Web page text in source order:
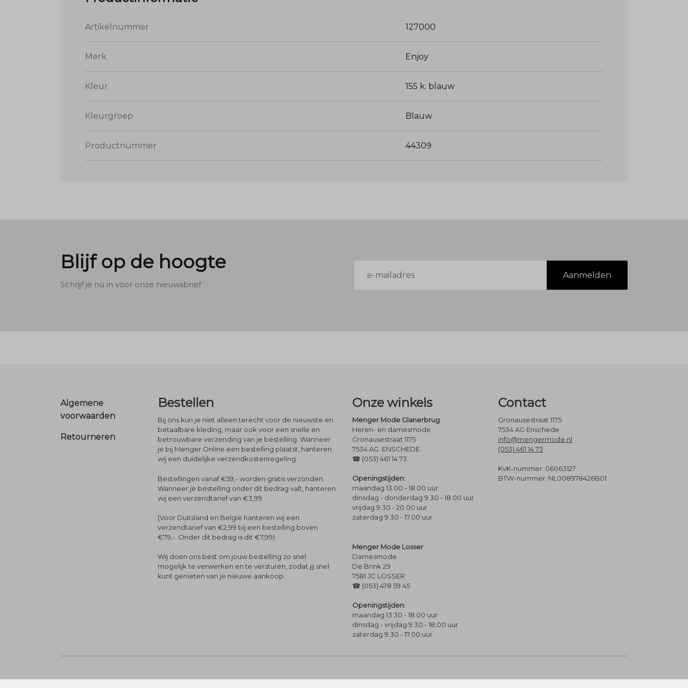
Artikelnummer 127000
Merk Enjoy
Kleur 155 k. blauw
Kleurgroep Blauw
Productnummer 44309
Blijf op de hoogte
Schrijf je nu in voor onze nieuwsbrief
mailadres
Aanmelden
Footer
Algemene
voorwaarden
Retourneren
Bestellen
Bij ons kun je niet alleen terecht voor de nieuwste en
betaalbare kleding, maar ook voor een snelle en
betrouwbare verzending van je bestelling. Wanneer
je bij Menger Online een bestelling plaatst, hanteren
wij een duidelijke verzendkostenregeling.
Bestellingen vanaf €59,- worden gratis verzonden.
Wanneer je bestelling onder dit bedrag valt, hanteren
wij een verzendtarief van €3,99.
(Voor Duitsland en België hanteren wij een
verzendtarief van €2,99 bij een bestelling boven
€79,-. Onder dit bedrag is dit €7,99)
Wij doen ons best om jouw bestelling zo snel
mogelijk te verwerken en te versturen, zodat jij snel
kunt genieten van je nieuwe aankoop.
Onze winkels
Menger Mode Glanerbrug
Heren- en damesmode
Gronausestraat 1175
7534 AG ENSCHEDE
☎ (053) 461 14 73
Openingstijden:
maandag 13.00 - 18.00 uur
dinsdag - donderdag 9.30 - 18.00 uur
vrijdag 9.30 - 20.00 uur
zaterdag 9.30 - 17.00 uur
Menger Mode Losser
Damesmode
De Brink 29
7581 JC LOSSER
☎ (053) 478 59 45
Openingstijden:
maandag 13.30 - 18.00 uur
dinsdag - vrijdag 9.30 - 18.00 uur
zaterdag 9.30 - 17.00 uur
Contact
Gronausestraat 1175
7534 AG Enschede
info@mengermode.nl
(053) 461 14 73
KvK-nummer: 06063127
BTW-nummer: NL008978426B01